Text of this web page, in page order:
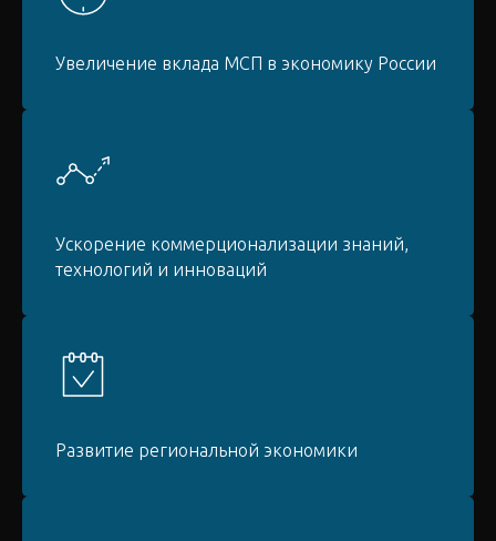
Увеличение вклада МСП в экономику России
Ускорение коммерционализации знаний,
технологий и инноваций
Развитие региональной экономики